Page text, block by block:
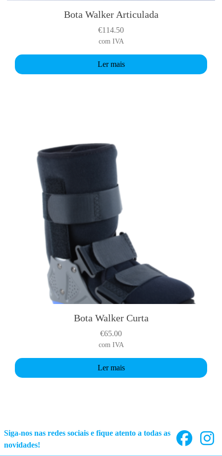
Bota Walker Articulada
€114.50
com IVA
Ler mais
Bota Walker Curta
€65.00
com IVA
Ler mais
Siga-nos nas redes sociais e fique atento a todas as
novidades!